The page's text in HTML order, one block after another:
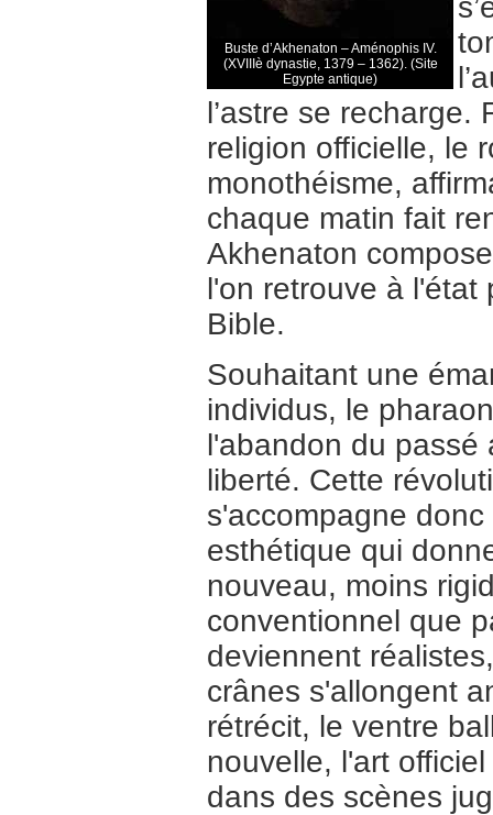
Buste d’Akhenaton – Aménophis IV.
(XVIIIè dynastie, 1379 – 1362). (Site
Egypte antique)
l’astre se
religion officielle, le
monothéisme,
chaque matin fait
Akhenaton
l'on retrouve à l'état
Bible.
Souhaitant une
individus, le
l'abandon du passé
liberté. Cette
s'accompagne
esthétique qui
nouveau, moins
conventionnel que
deviennent
crânes s'allongent
rétrécit, le ventre
nouvelle, l'art
dans des scènes